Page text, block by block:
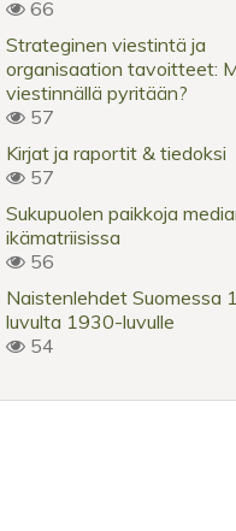
66
Strateginen viestintä ja
organisaation tavoitteet:
viestinnällä pyritään?
57
Kirjat ja raportit & tiedoksi
57
Sukupuolen paikkoja
ikämatriisissa
56
Naistenlehdet Suomessa
luvulta 1930-luvulle
54